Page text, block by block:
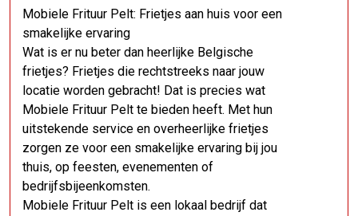
Mobiele Frituur Pelt: Frietjes aan huis voor een
smakelijke ervaring
Wat is er nu beter dan heerlijke Belgische
frietjes? Frietjes die rechtstreeks naar jouw
locatie worden gebracht! Dat is precies wat
Mobiele Frituur Pelt te bieden heeft. Met hun
uitstekende service en overheerlijke frietjes
zorgen ze voor een smakelijke ervaring bij jou
thuis, op feesten, evenementen of
bedrijfsbijeenkomsten.
Mobiele Frituur Pelt is een lokaal bedrijf dat